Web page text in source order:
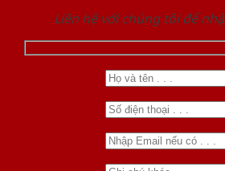
Liên hệ với chúng tôi để